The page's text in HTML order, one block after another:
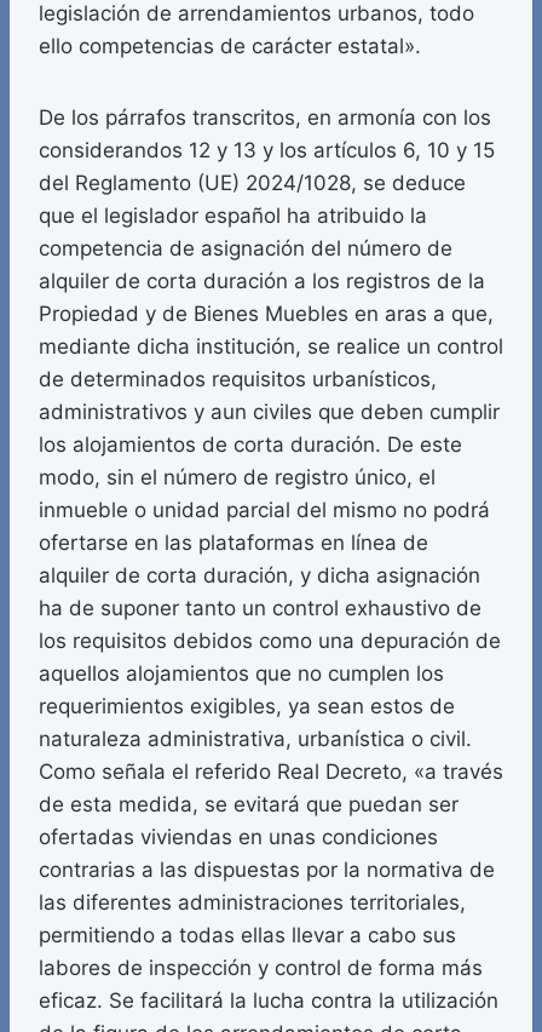
legislación de arrendamientos urbanos, todo
ello competencias de carácter estatal».
De los párrafos transcritos, en armonía con los
considerandos 12 y 13 y los artículos 6, 10 y 15
del Reglamento (UE) 2024/1028, se deduce
que el legislador español ha atribuido la
competencia de asignación del número de
alquiler de corta duración a los registros de la
Propiedad y de Bienes Muebles en aras a que,
mediante dicha institución, se realice un control
de determinados requisitos urbanísticos,
administrativos y aun civiles que deben cumplir
los alojamientos de corta duración. De este
modo, sin el número de registro único, el
inmueble o unidad parcial del mismo no podrá
ofertarse en las plataformas en línea de
alquiler de corta duración, y dicha asignación
ha de suponer tanto un control exhaustivo de
los requisitos debidos como una depuración de
aquellos alojamientos que no cumplen los
requerimientos exigibles, ya sean estos de
naturaleza administrativa, urbanística o civil.
Como señala el referido Real Decreto, «a través
de esta medida, se evitará que puedan ser
ofertadas viviendas en unas condiciones
contrarias a las dispuestas por la normativa de
las diferentes administraciones territoriales,
permitiendo a todas ellas llevar a cabo sus
labores de inspección y control de forma más
eficaz. Se facilitará la lucha contra la utilización